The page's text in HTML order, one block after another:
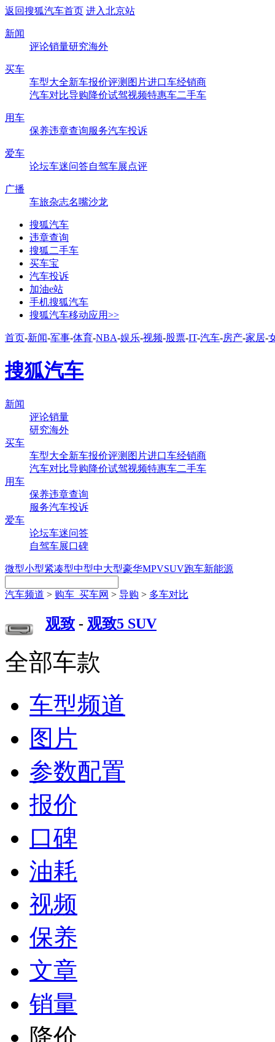
返回搜狐汽车首页 进入北京站
新闻
评论销量研究海外
买车
车型大全新车报价评测 图片进口车经销商
汽车对比导购降价试驾视频特惠车二手车
用车
保养违章查询服务汽车投诉
爱车
论坛车迷问答自驾车展点评
广播
车旅杂志名嘴沙龙
搜狐汽车
违章查询
搜狐二手车
买车宝
汽车投诉
加油e站
手机搜狐汽车
搜狐汽车移动应用>>
首页-新闻-军事-体育-NBA-娱乐-视频-股票-IT-汽车-房产-家居-
搜狐汽车
新闻
评论销量
研究海外
买车
车型大全新车报价评测 图片进口车经销商
汽车对比导购降价试驾视频特惠车二手车
用车
保养违章查询
服务汽车投诉
爱车
论坛车迷问答
自驾车展口碑
微型小型紧凑型中型中大型豪华MPVSUV跑车新能源
汽车频道 > 购车_买车网 > 导购 > 多车对比
观致 - 观致5 SUV
全部车款
车型频道
图片
参数配置
报价
口碑
油耗
视频
保养
文章
销量
降价